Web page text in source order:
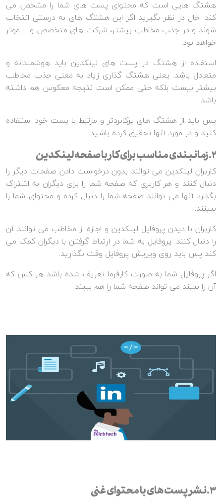
هشتگ هایی است که محتوای پست های شما را مشخص می
کند. حال در نظر بگیرید اگر این هشتگ های به درستی انتخاب
شوند و در جذب مخاطب بیشتر، شرکت های متخصص و ... موثر
خواهد بود.
استفاده از هشتگ در پست های لینکدین باید هوشمندانه و
متعادل باشد. یعنی هشتگ گذاری زیاد به معنی جذب مخاطب
بیشتر نیست بلکه حتی ممکن است نتیجه معکوس هم داشته
باشد.
پس باید از هشتگ های پرکابردتر و مرتبط با پست خود استفاده
کنید و در مورد آنها تحقیق کرده باشید.
2.زمانبندی مناسب برای کار با صفحه لینکدین
کاربران لینکدین می توانند بدون درخواست دادن صفحات دیگر را
دنبال کنند و هر کاربری که صفحه شما را برای دیگران به اشتراک
بگذارد آنها می توانند صفحه شما را دنبال کرده و محتوای شما را
ببینند.
کاربران با دیدن پروفایل لینکدین و اجازه از مخاطب می توانند آن
را دنبال کنند. پروفایل به شما در ارتباط گرفتن با دیگران کمک می
کند پس باید روی ویرایش پروفایل وقت بگذارید.
اگر پروفایل شما به صورت کارفرما تعریف شده باشد هر کس که
آن را ببیند می تواند صفحه شما را هم ببیند.
3.نشر پست های با محتوای غنی